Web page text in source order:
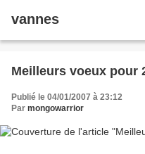
vannes
Meilleurs voeux pour
Publié le 04/01/2007 à 23:12
Par mongowarrior